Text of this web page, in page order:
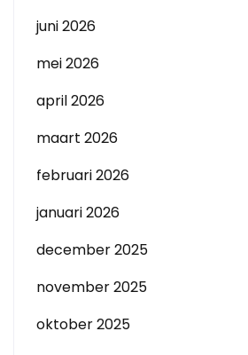
juni 2026
mei 2026
april 2026
maart 2026
februari 2026
januari 2026
december 2025
november 2025
oktober 2025